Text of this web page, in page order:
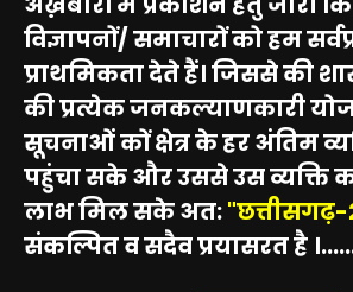
विज्ञापनों/ समाचारों को हम
प्राथमिकता देते हैं। जिससे की
की प्रत्येक जनकल्याणकारी
सूचनाओं कों क्षेत्र के हर अंतिम
पहुंचा सके और उससे उस व्यक्ति
लाभ मिल सके अत:
संकल्पित व सदैव प्रयासरत है